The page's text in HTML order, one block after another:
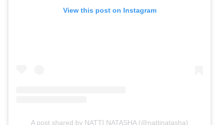
View this post on Instagram
A post shared by NATTI NATASHA (@nattinatasha)